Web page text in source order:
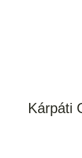
Kárpáti